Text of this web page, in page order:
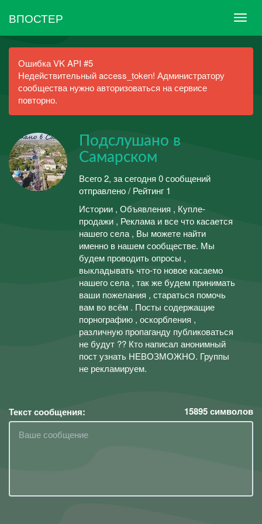
ВПОСТЕР
Ошибка VK API #5
Недействительный access_token! Администратору
сообщества нужно авторизоваться на сервисе
повторно.
Подслушано в
Самарском
Всего 2, за сегодня 0 сообщений
отправлено / Рейтинг 1
Истории , Объявления , Купле-
продажи , Реклама и все что касается
нашего села , Вы можете найти
именно в нашем сообществе. Мы
будем проводить опросы ,
выкладывать что-то новое касаемо
нашего села , так же будем принимать
ваши пожелания , стараться помочь
вам во всём . Посты содержащие
порнографию , оскорбления ,
различную пропаганду публиковаться
не будут ?? Кто написал анонимный
пост узнать НЕВОЗМОЖНО. Группы
не рекламируем.
Текст сообщения: 15895символов